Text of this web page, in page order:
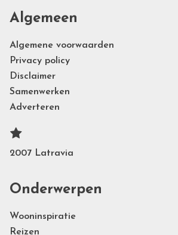
Algemeen
Algemene voorwaarden
Privacy policy
Disclaimer
Samenwerken
Adverteren
2007 Latravia
Onderwerpen
Wooninspiratie
Reizen